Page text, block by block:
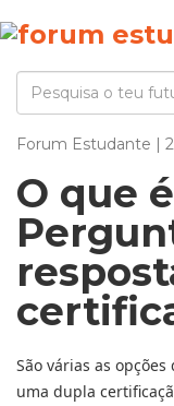
Forum Estudante |
O que
São várias as
uma dupla